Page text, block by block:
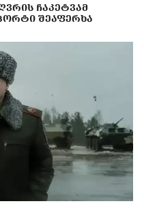
ᲩᲐᲙᲔᲢᲕᲐᲛ
ᲨᲔᲐᲤᲔᲠᲮᲐ